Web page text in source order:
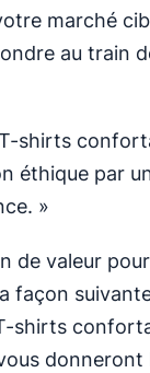
marché
au train
shirts
éthique par
»
de valeur
façon
shirts
donneront